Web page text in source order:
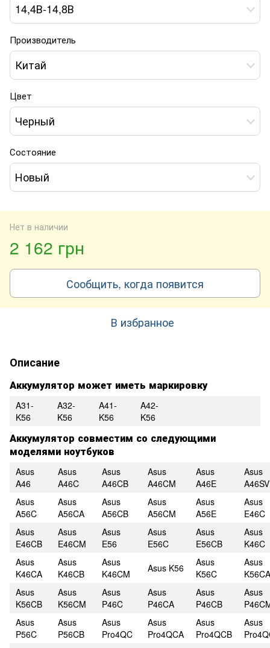
14,4В-14,8В
Производитель
Китай
Цвет
Черный
Состояние
Новый
Нет в наличии
2 162 грн
Сообщить, когда появится
В избранное
Описание
Аккумулятор может иметь маркировку
A31-
K56
A32-
K56
A41-
K56
A42-
K56
Аккумулятор совместим со следующими
моделями ноутбуков
Asus
A46
Asus
A46C
Asus
A46CB
Asus
A46CM
Asus
A46E
Asus
A46SV
Asus
A56C
Asus
A56CA
Asus
A56CB
Asus
A56CM
Asus
A56E
Asus
E46C
Asus
E46CB
Asus
E46CM
Asus
E56
Asus
E56C
Asus
E56CB
Asus
K46C
Asus
K46CA
Asus
K46CB
Asus
K46CM
Asus K56
Asus
K56C
Asus
K56CA
Asus
K56CB
Asus
K56CM
Asus
P46C
Asus
P46CA
Asus
P46CB
Asus
Asus
P56C
Asus
P56CB
Asus
Pro4QC
Asus
Pro4QCA
Asus
Pro4QCB
Asus